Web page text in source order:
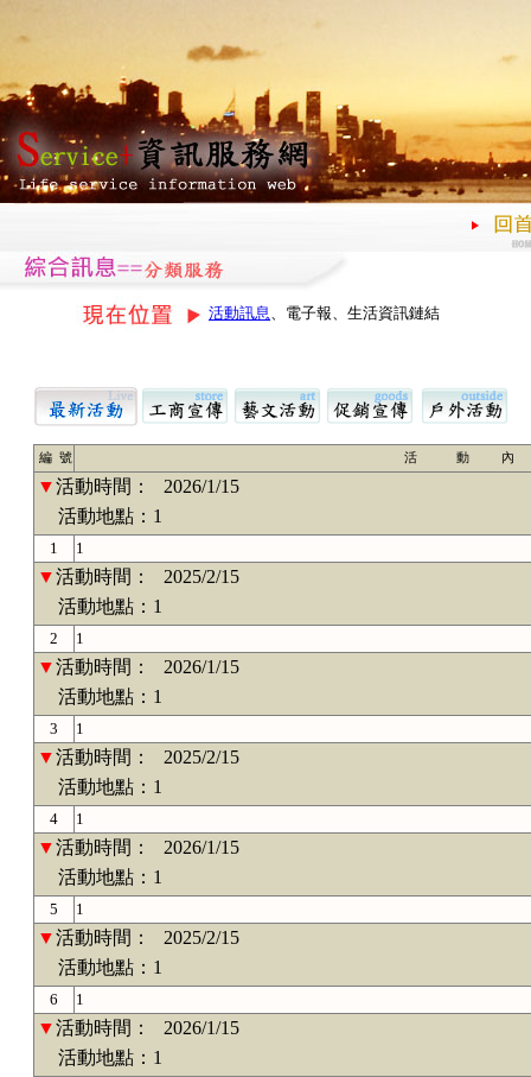
活動訊息、電子報、生活資訊鏈結
編 號 活 動 內
▼活動時間：
2026/1/15
活動地點：1
1 1
▼活動時間：
2025/2/15
活動地點：1
2 1
▼活動時間：
2026/1/15
活動地點：1
3 1
▼活動時間：
2025/2/15
活動地點：1
4 1
▼活動時間：
2026/1/15
活動地點：1
5 1
▼活動時間：
2025/2/15
活動地點：1
6 1
▼活動時間：
2026/1/15
活動地點：1